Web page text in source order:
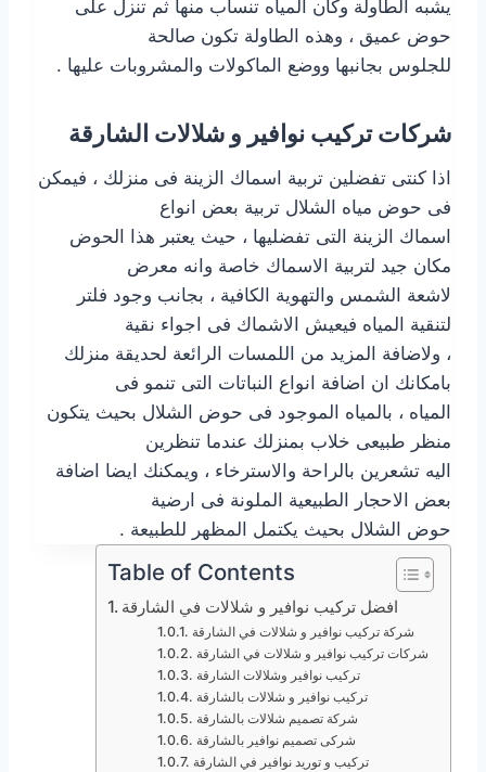
يشبه الطاولة وكان المياه تنساب منها ثم تنزل على
حوض عميق ، وهذه الطاولة تكون صالحة
للجلوس بجانبها ووضع الماكولات والمشروبات عليها .
شركات تركيب نوافير و شلالات الشارقة
اذا كنتى تفضلين تربية اسماك الزينة فى منزلك ، فيمكن
فى حوض مياه الشلال تربية بعض انواع
اسماك الزينة التى تفضليها ، حيث يعتبر هذا الحوض
مكان جيد لتربية الاسماك خاصة وانه معرض
لاشعة الشمس والتهوية الكافية ، بجانب وجود فلتر
لتنقية المياه فيعيش الاشماك فى اجواء نقية
، ولاضافة المزيد من اللمسات الرائعة لحديقة منزلك
بامكانك ان اضافة انواع النباتات التى تنمو فى
المياه ، بالمياه الموجود فى حوض الشلال بحيث يتكون
منظر طبيعى خلاب بمنزلك عندما تنظرين
اليه تشعرين بالراحة والاسترخاء ، ويمكنك ايضا اضافة
بعض الاحجار الطبيعية الملونة فى ارضية
حوض الشلال بحيث يكتمل المظهر للطبيعة .
Table of Contents
افضل تركيب نوافير و شلالات في الشارقة
شركة تركيب نوافير و شلالات في الشارقة
شركات تركيب نوافير و شلالات في الشارقة
تركيب نوافير وشلالات الشارقة
تركيب نوافير و شلالات بالشارقة
شركة تصميم شلالات بالشارقة
شركى تصميم نوافير بالشارقة
تركيب و توريد نوافير في الشارقة